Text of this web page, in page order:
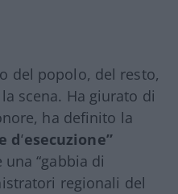
del popolo, del resto,
scena. Ha giurato di
ha definito la
d’esecuzione”
“gabbia di
regionali del